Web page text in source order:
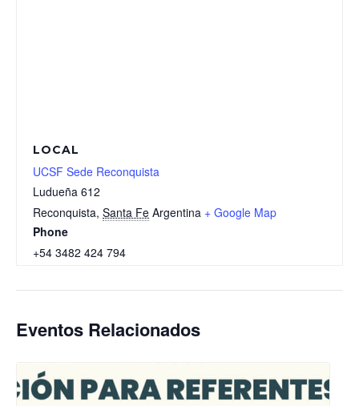
LOCAL
UCSF Sede Reconquista
Ludueña 612
Reconquista, Santa Fe Argentina + Google Map
Phone
+54 3482 424 794
Eventos Relacionados